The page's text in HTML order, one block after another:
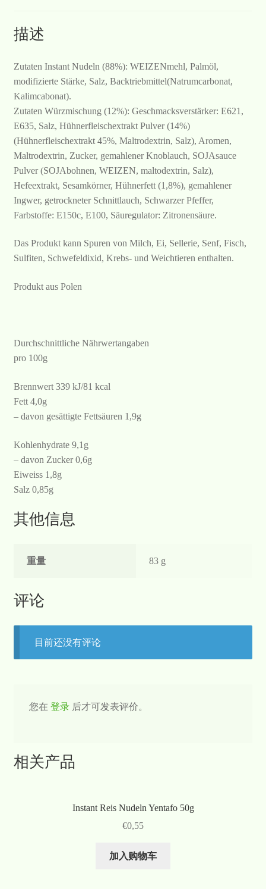
描述
Zutaten Instant Nudeln (88%): WEIZENmehl, Palmöl,
modifizierte Stärke, Salz, Backtriebmittel(Natrumcarbonat,
Kalimcabonat).
Zutaten Würzmischung (12%): Geschmacksverstärker: E621,
E635, Salz, Hühnerfleischextrakt Pulver (14%)
(Hühnerfleischextrakt 45%, Maltrodextrin, Salz), Aromen,
Maltrodextrin, Zucker, gemahlener Knoblauch, SOJAsauce
Pulver (SOJAbohnen, WEIZEN, maltodextrin, Salz),
Hefeextrakt, Sesamkörner, Hühnerfett (1,8%), gemahlener
Ingwer, getrockneter Schnittlauch, Schwarzer Pfeffer,
Farbstoffe: E150c, E100, Säuregulator: Zitronensäure.
Das Produkt kann Spuren von Milch, Ei, Sellerie, Senf, Fisch,
Sulfiten, Schwefeldixid, Krebs- und Weichtieren enthalten.
Produkt aus Polen
Durchschnittliche Nährwertangaben
pro 100g
Brennwert 339 kJ/81 kcal
Fett 4,0g
– davon gesättigte Fettsäuren 1,9g
Kohlenhydrate 9,1g
– davon Zucker 0,6g
Eiweiss 1,8g
Salz 0,85g
其他信息
重量 83 g
评论
目前还没有评论
您在 登录后才可发表评价。
相关产品
Instant Reis Nudeln Yentafo 50g
€0,55
加入购物车